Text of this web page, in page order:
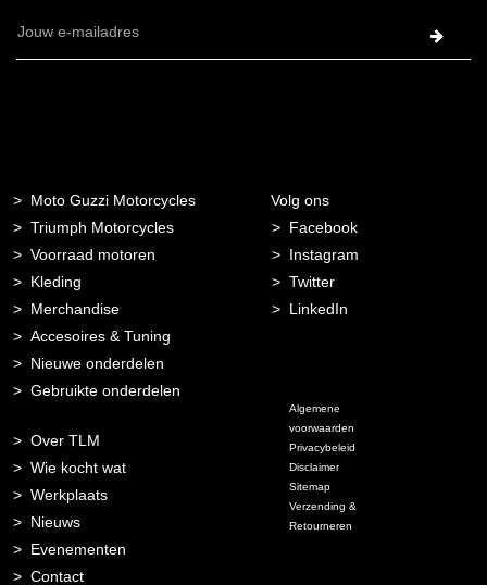
E-
Moto Guzzi Motorcycles
Triumph Motorcycles
Voorraad motoren
Kleding
Merchandise
Accesoires & Tuning
Nieuwe onderdelen
Gebruikte onderdelen
Over TLM
Wie kocht wat
Werkplaats
Nieuws
Evenementen
Contact
Volg ons
Facebook
Instagram
Twitter
LinkedIn
Algemene
voorwaarden
Privacybeleid
Disclaimer
Sitemap
Verzending &
Retourneren